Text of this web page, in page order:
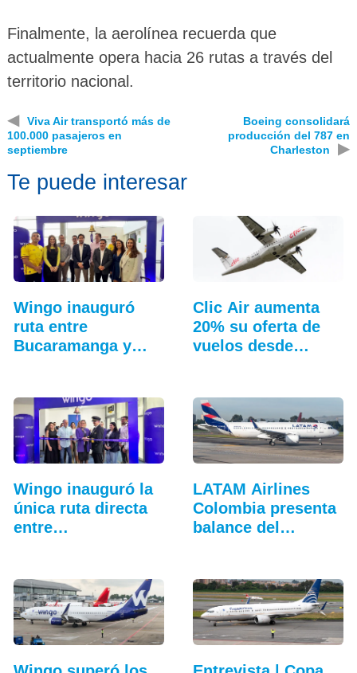
Finalmente, la aerolínea recuerda que
actualmente opera hacia 26 rutas a través del
territorio nacional.
◀
Viva Air transportó más de
100.000 pasajeros en
septiembre
Boeing consolidará
producción del 787 en
Charleston
▶
Te puede interesar
Wingo inauguró
ruta entre
Bucaramanga y
Clic Air aumenta
20% su oferta de
vuelos desde
Wingo inauguró la
única ruta directa
entre…
LATAM Airlines
Colombia presenta
balance del